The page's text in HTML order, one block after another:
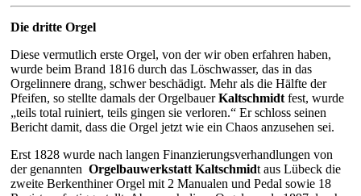
Die dritte Orgel
Diese vermutlich erste Orgel, von der wir oben erfahren haben,
wurde beim Brand 1816 durch das Löschwasser, das in das
Orgelinnere drang, schwer beschädigt. Mehr als die Hälfte der
Pfeifen, so stellte damals der OrgelbauerKaltschmidtfest, wurde
„teils total ruiniert, teils gingen sie verloren.“ Er schloss seinen
Bericht damit, dass die Orgel jetzt wie ein Chaos anzusehen sei.
Erst 1828 wurde nach langen Finanzierungsverhandlungen von
der genannten Orgelbauwerkstatt Kaltschmidt aus Lübeck die
zweite Berkenthiner Orgel mit 2 Manualen und Pedal sowie 18